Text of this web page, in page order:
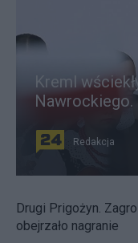
Kreml
Nawrockiego.
Redakcja
Drugi Prigożyn.
obejrzało nagranie